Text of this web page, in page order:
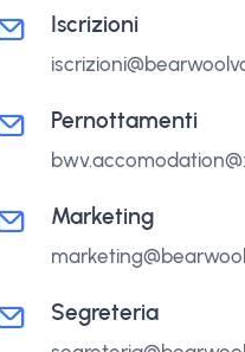
Iscrizioni
Pernottamenti
Marketing
Segreteria